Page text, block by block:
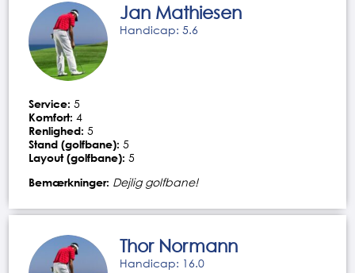
Jan Mathiesen
Handicap: 5.6
Service: 5
Komfort: 4
Renlighed: 5
Stand (golfbane): 5
Layout (golfbane): 5
Bemærkninger: Dejlig golfbane!
Thor Normann
Handicap: 16.0